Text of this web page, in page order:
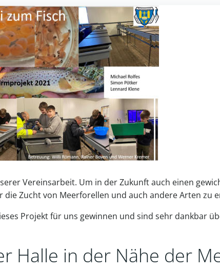
Vereinsarbeit. Um in der Zukunft auch einen
Zucht von Meerforellen und auch andere Arten zu
Projekt für uns gewinnen und sind sehr dankbar
Halle in der Nähe der